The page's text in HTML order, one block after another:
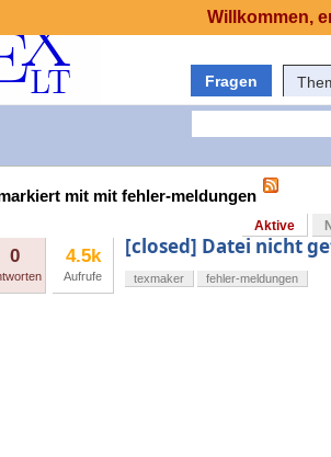
Fragen
mit mit fehler-meldungen
Aktive
0 4.5k
Aufrufe
[closed] Datei nicht
texmaker fehler-meldungen
Willkommen,